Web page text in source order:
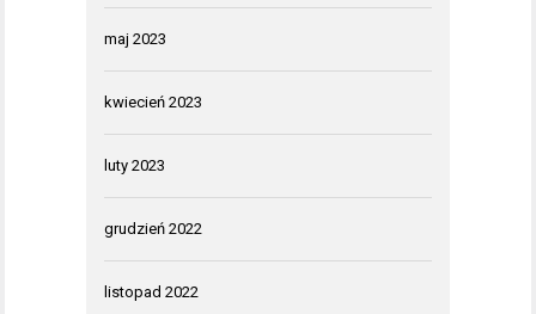
maj 2023
kwiecień 2023
luty 2023
grudzień 2022
listopad 2022